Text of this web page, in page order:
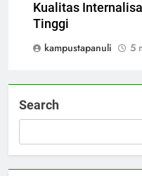
Kualitas
Tinggi
kampustapanuli
5
Search